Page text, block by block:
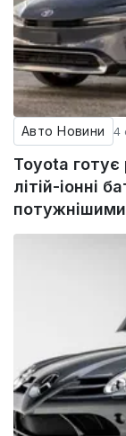
Авто Новини 4
Toyota готує
літій-іонні